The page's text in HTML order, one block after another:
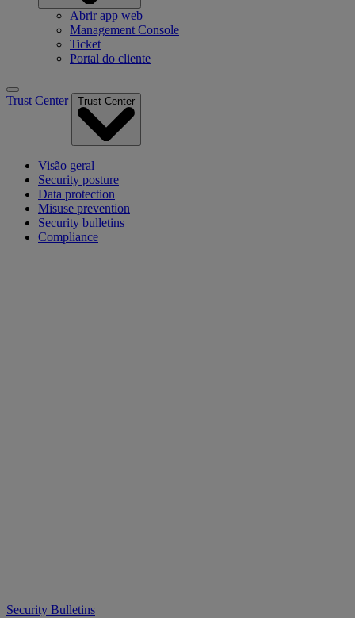
Abrir app web
Management Console
Ticket
Portal do cliente
Trust Center Trust Center
Visão geral
Security posture
Data protection
Misuse prevention
Security bulletins
Compliance
Security Bulletins